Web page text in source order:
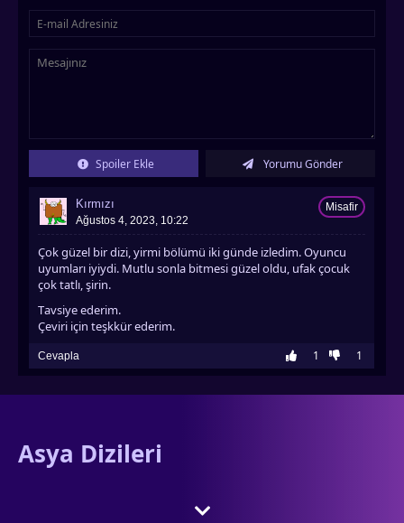
İzledim
İzledim
1. Sezon 13. Bölüm
İzledim
1. Sezon 16. Bölüm
1. Sezon 17. Bölüm 02 Ağustos 2023
İzledim
1. Sezon 18. Bölüm 02 Ağustos 2023
İzledim
1. Sezon 19. Bölüm
1. Sezon 20. Bölüm
Spoiler Ekle Yorumu Gönder
Kırmızı
Misafir
Ağustos 4, 2023, 10:22
Çok güzel bir dizi, yirmi bölümü iki günde izledim. Oyuncu
uyumları iyiydi. Mutlu sonla bitmesi güzel oldu, ufak çocuk
çok tatlı, şirin.
Tavsiye ederim.
Çeviri için teşkkür ederim.
1 1
Cevapla
Asya Dizileri
yapımlarını ve Türkçe altyazılı olarak sizlerle buluşturuyoruz.